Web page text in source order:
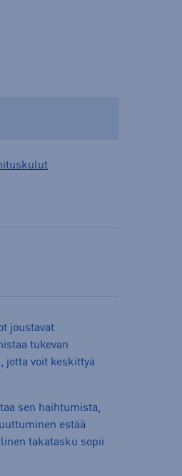
joustavat
tukevan
jotta voit keskittyä
sen haihtumista,
estää
takatasku sopii